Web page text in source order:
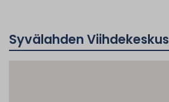
Syvälahden Viihdekeskus